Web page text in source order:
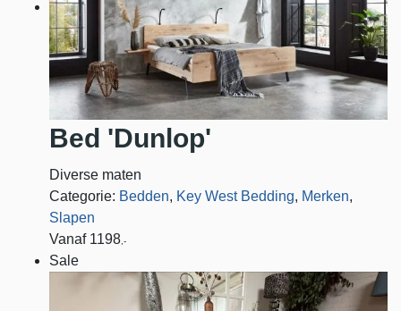
Bed 'Dunlop'
Diverse maten
Categorie: Bedden, Key West Bedding, Merken,
Slapen
Vanaf 1198 ,-
Sale